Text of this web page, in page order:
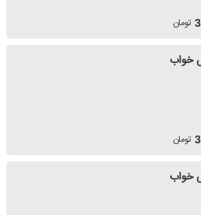
تومان
خواب
تومان
خواب